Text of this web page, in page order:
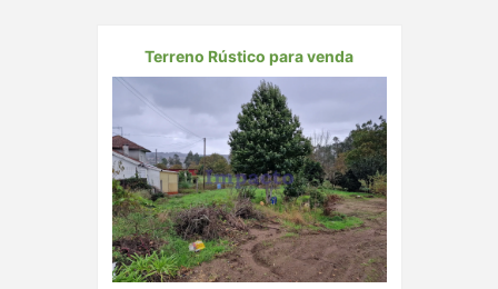
Terreno Rústico para venda